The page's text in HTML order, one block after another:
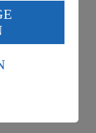
im Sinne
dass deine
EuGH sieht
an.
findest du